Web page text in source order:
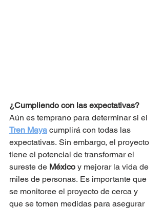
¿Cumpliendo con las expectativas?
Aún es temprano para determinar si el
Tren Maya cumplirá con todas las
expectativas. Sin embargo, el proyecto
tiene el potencial de transformar el
sureste de México y mejorar la vida de
miles de personas. Es importante que
se monitoree el proyecto de cerca y
que se tomen medidas para asegurar